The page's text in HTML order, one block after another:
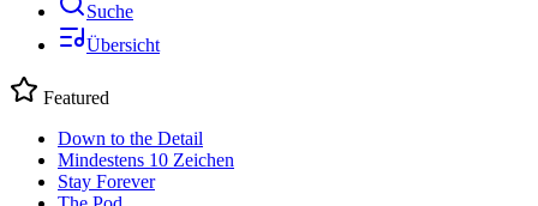
Suche
Übersicht
Featured
Down to the Detail
Mindestens 10 Zeichen
Stay Forever